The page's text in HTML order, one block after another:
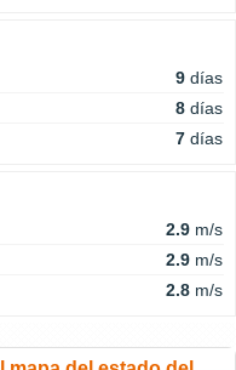
9 días
8 días
7 días
2.9 m/s
2.9 m/s
2.8 m/s